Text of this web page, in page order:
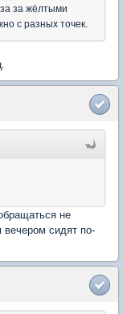
за жёлтыми
с разных точек.
не
вечером сидят по-